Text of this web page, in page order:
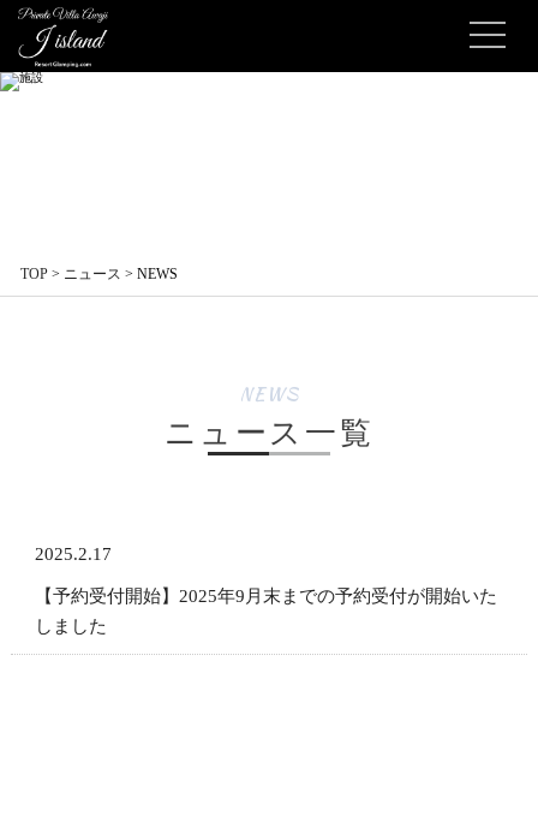
TOP> ニュース > NEWS
NEWS
ニュース一覧
2025.2.17
【予約受付開始】2025年9月末までの予約受付が開始いた
しました